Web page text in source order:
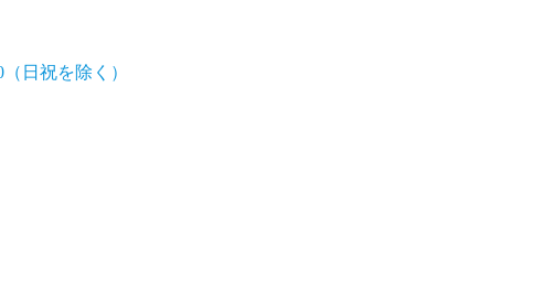
（日祝を除く）